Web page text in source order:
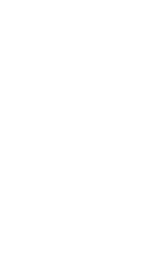
ットの返信は遅れる
てもらえたら嬉しい